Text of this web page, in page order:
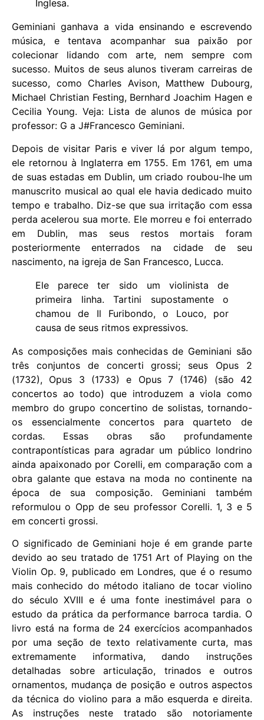
Inglesa.
Geminiani ganhava a vida ensinando e escrevendo
música, e tentava acompanhar sua paixão por
colecionar lidando com arte, nem sempre com
sucesso. Muitos de seus alunos tiveram carreiras de
sucesso, como Charles Avison, Matthew Dubourg,
Michael Christian Festing, Bernhard Joachim Hagen e
Cecilia Young. Veja: Lista de alunos de música por
professor: G a J#Francesco Geminiani.
Depois de visitar Paris e viver lá por algum tempo,
ele retornou à Inglaterra em 1755. Em 1761, em uma
de suas estadas em Dublin, um criado roubou-lhe um
manuscrito musical ao qual ele havia dedicado muito
tempo e trabalho. Diz-se que sua irritação com essa
perda acelerou sua morte. Ele morreu e foi enterrado
em Dublin, mas seus restos mortais foram
posteriormente enterrados na cidade de seu
nascimento, na igreja de San Francesco, Lucca.
Ele parece ter sido um violinista de
primeira linha. Tartini supostamente o
chamou de Il Furibondo, o Louco, por
causa de seus ritmos expressivos.
As composições mais conhecidas de Geminiani são
três conjuntos de concerti grossi; seus Opus 2
(1732), Opus 3 (1733) e Opus 7 (1746) (são 42
concertos ao todo) que introduzem a viola como
membro do grupo concertino de solistas, tornando-
os essencialmente concertos para quarteto de
cordas. Essas obras são profundamente
contrapontísticas para agradar um público londrino
ainda apaixonado por Corelli, em comparação com a
obra galante que estava na moda no continente na
época de sua composição. Geminiani também
reformulou o Opp de seu professor Corelli. 1, 3 e 5
em concerti grossi.
O significado de Geminiani hoje é em grande parte
devido ao seu tratado de 1751 Art of Playing on the
Violin Op. 9, publicado em Londres, que é o resumo
mais conhecido do método italiano de tocar violino
do século XVIII e é uma fonte inestimável para o
estudo da prática da performance barroca tardia. O
livro está na forma de 24 exercícios acompanhados
por uma seção de texto relativamente curta, mas
extremamente informativa, dando instruções
detalhadas sobre articulação, trinados e outros
ornamentos, mudança de posição e outros aspectos
da técnica do violino para a mão esquerda e direita.
As instruções neste tratado são notoriamente